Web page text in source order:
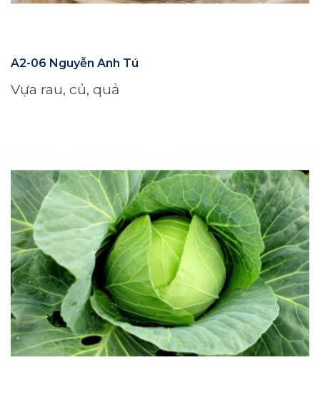
A2-06 Nguyễn Anh Tú
Vựa rau, củ, quả